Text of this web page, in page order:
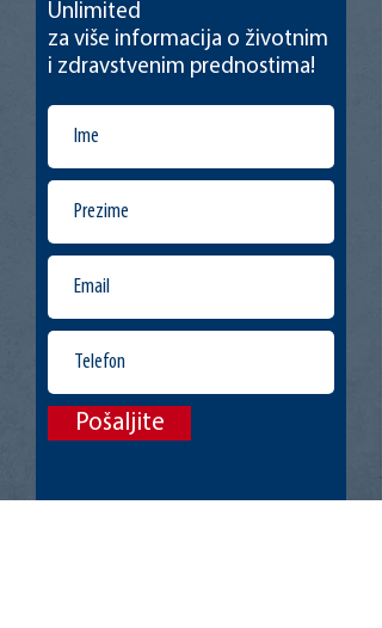
Unlimited
za više informacija o životnim
i zdravstvenim prednostima!
Pošaljite